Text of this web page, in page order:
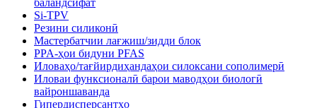
баландсифат
Si-TPV
Резини силиконӣ
Мастербатчии лағжиш/зидди блок
PPA-ҳои бидуни PFAS
Иловаҳо/тағйирдиҳандаҳои силоксани сополимерӣ
Иловаи функсионалӣ барои маводҳои биологӣ
вайроншаванда
Гипердисперсантҳо